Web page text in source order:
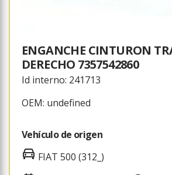
ENGANCHE CINTURON
DERECHO 7357542860
Id interno: 241713
OEM: undefined
Vehículo de origen
FIAT 500 (312_)